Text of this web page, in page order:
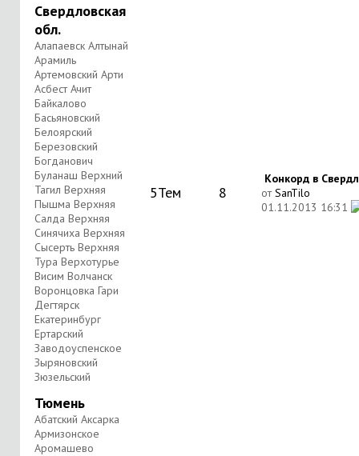
Свердловская
обл.
Алапаевск Алтынай
Арамиль
Артемовский Арти
Асбест Ачит
Байкалово
Басьяновский
Белоярский
Березовский
Богданович
Буланаш Верхний
Тагил Верхняя
Пышма Верхняя
Салда Верхняя
Синячиха Верхняя
Сысерть Верхняя
Тура Верхотурье
Висим Волчанск
Воронцовка Гари
Дегтярск
Екатеринбург
Ертарский
Заводоуспенское
Зыряновский
Зюзельский
5Тем 8
Конкорд в
отSanTilo
01.11.2013 16:31
Тюмень
Абатский Аксарка
Армизонское
Аромашево